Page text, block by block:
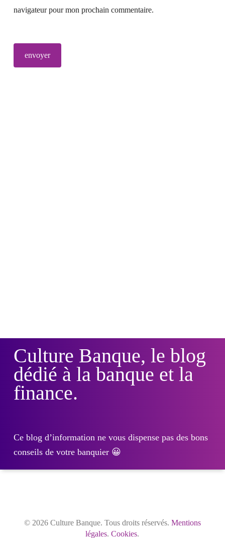
navigateur pour mon prochain commentaire.
Culture Banque, le blog
dédié à la banque et la
finance.
Ce blog d’information ne vous dispense pas des bons
conseils de votre banquier 😀
© 2026 Culture Banque. Tous droits réservés. Mentions
légales.Cookies.